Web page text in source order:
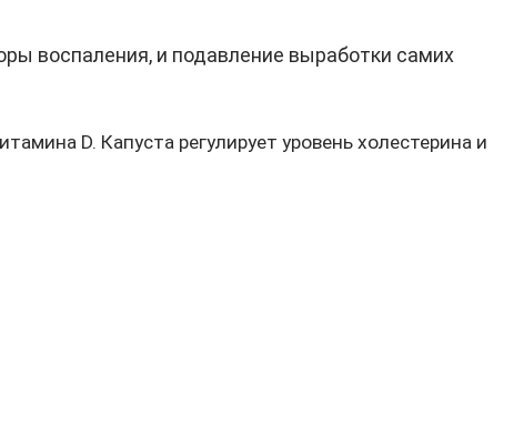
воспаления, и подавление выработки самих
D. Капуста регулирует уровень холестерина и